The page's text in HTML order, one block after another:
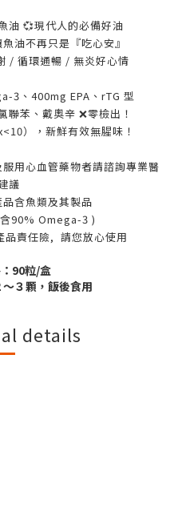
油 💞現代人的必備好油
油不再只是『吃心安』
/ 循環通暢 / 無炎好心情
3、400mg EPA、rTG 型
聯苯、戴奧辛 ❌零檢出！
），新鮮有效無腥味！
用心血管藥物者請諮詢專業醫
議
含魚類及其製品
90% Omega-3 )
品責任險, 請您放心使用
90粒/盒
３顆，飯後食用
details